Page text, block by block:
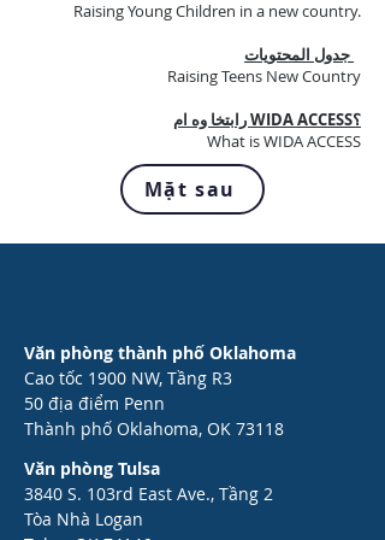
Raising Young Children in a new country.
جدول المحتويات
Raising Teens New Country
؟WIDA ACCESS رابتخا وه ام
What is WIDA ACCESS
Mặt sau
Văn phòng thành phố Oklahoma
Cao tốc 1900 NW, Tầng R3
50 địa điểm Penn
Thành phố Oklahoma, OK 73118
Văn phòng Tulsa
3840 S. 103rd East Ave., Tầng 2
Tòa Nhà Logan